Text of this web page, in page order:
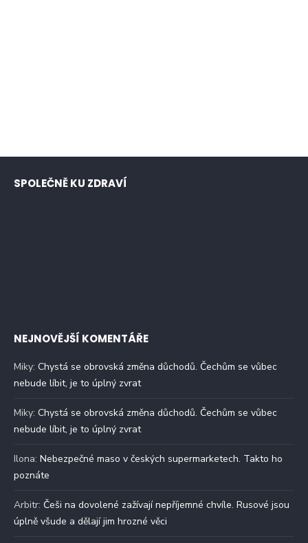
SPOLEČNĚ KU ZDRAVÍ
NEJNOVĚJŠÍ KOMENTÁŘE
Miky: Chystá se obrovská změna důchodů. Čechům se vůbec
nebude líbit, je to úplný zvrat
Miky: Chystá se obrovská změna důchodů. Čechům se vůbec
nebude líbit, je to úplný zvrat
Ilona: Nebezpečné maso v českých supermarketech. Takto ho
poznáte
Arbitr: Češi na dovolené zažívají nepříjemné chvíle. Rusové jsou
úplně všude a dělají jim hrozné věci